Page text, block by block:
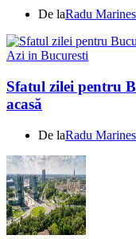
De laRadu
Azi in Bucuresti
Sfatul zilei pentru
acasă
De laRadu